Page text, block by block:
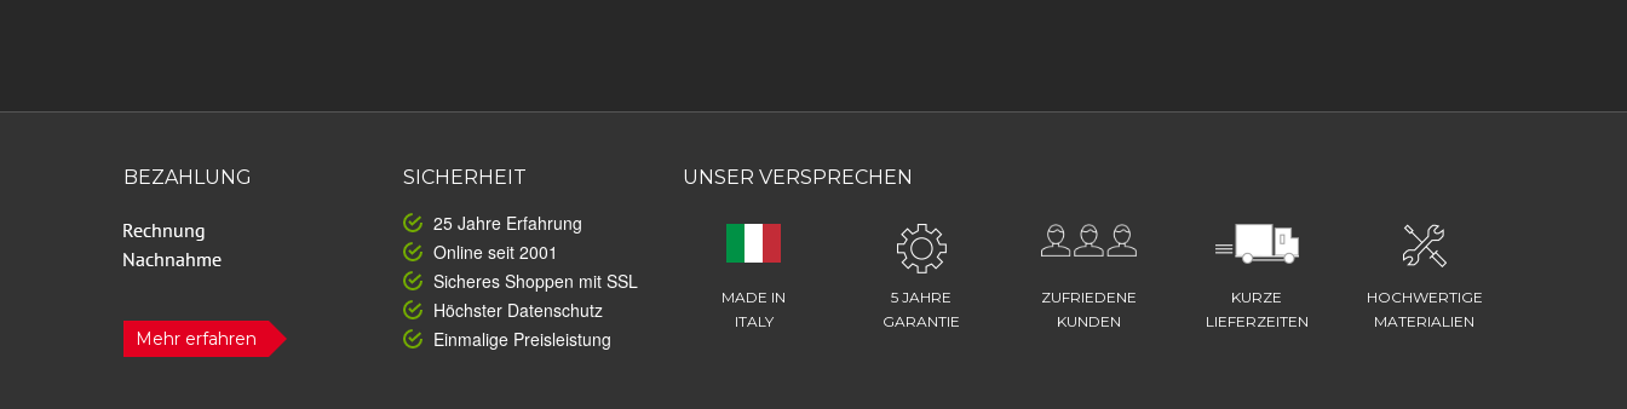
BEZAHLUNG
Mehr erfahren
SICHERHEIT
25 Jahre Erfahrung
Online seit 2001
Sicheres Shoppen mit SSL
Höchster Datenschutz
Einmalige Preisleistung
UNSER VERSPRECHEN
MADE IN
ITALY
5 JAHRE
GARANTIE
ZUFRIEDENE
KUNDEN
KURZE
LIEFERZEITEN
HOCHWERTIGE
MATERIALIEN